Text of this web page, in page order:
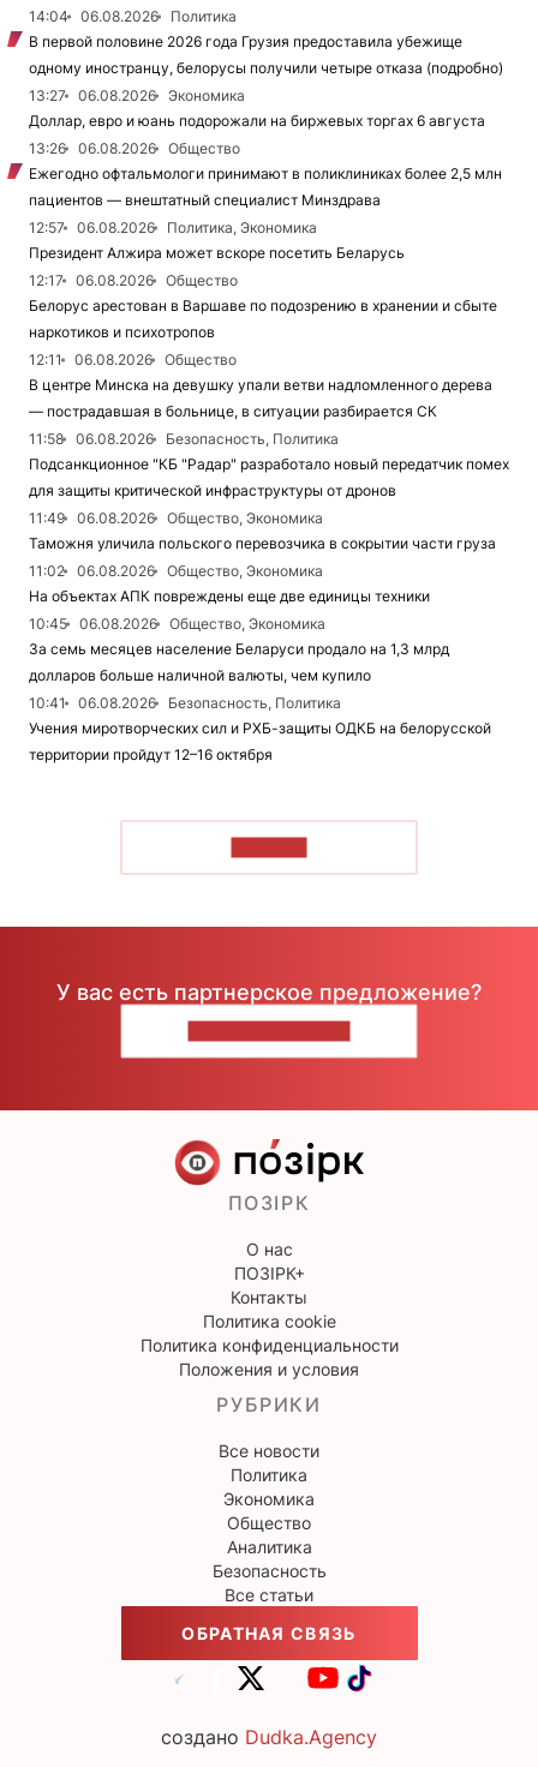
14:04
06.08.2026
Политика
В первой половине 2026 года Грузия предоставила убежище
одному иностранцу, белорусы получили четыре отказа (подробно)
13:27
06.08.2026
Экономика
Доллар, евро и юань подорожали на биржевых торгах 6 августа
13:26
06.08.2026
Общество
Ежегодно офтальмологи принимают в поликлиниках более 2,5 млн
пациентов — внештатный специалист Минздрава
12:57
06.08.2026
Политика, Экономика
Президент Алжира может вскоре посетить Беларусь
12:17
06.08.2026
Общество
Белорус арестован в Варшаве по подозрению в хранении и сбыте
наркотиков и психотропов
12:11
06.08.2026
Общество
В центре Минска на девушку упали ветви надломленного дерева
— пострадавшая в больнице, в ситуации разбирается СК
11:58
06.08.2026
Безопасность, Политика
Подсанкционное "КБ "Радар" разработало новый передатчик помех
для защиты критической инфраструктуры от дронов
11:49
06.08.2026
Общество, Экономика
Таможня уличила польского перевозчика в сокрытии части груза
11:02
06.08.2026
Общество, Экономика
На объектах АПК повреждены еще две единицы техники
10:45
06.08.2026
Общество, Экономика
За семь месяцев население Беларуси продало на 1,3 млрд
долларов больше наличной валюты, чем купило
10:41
06.08.2026
Безопасность, Политика
Учения миротворческих сил и РХБ-защиты ОДКБ на белорусской
территории пройдут 12–16 октября
У вас есть партнерское предложение?
ПОЗІРК
О нас
ПОЗІРК+
Контакты
Политика cookie
Политика конфиденциальности
Положения и условия
РУБРИКИ
Все новости
Политика
Экономика
Общество
Аналитика
Безопасность
Все статьи
ОБРАТНАЯ СВЯЗЬ
создано Dudka.Agency